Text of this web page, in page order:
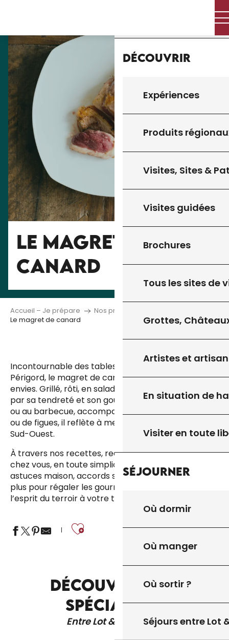
principal
Découvrir
Expériences
Produits
Visites, Sites &
Visites guidées
Brochures
Tous les sites de
Grottes,
Artistes et
En situation de
Visiter en toute
Séjourner
Où dormir
Où manger
Où sortir ?
Séjours entre Lot
LE MAGRET DE
CANARD
Accueil – Je prépare
Nos produits du terroir
Le magret de canard
Incontournable des tables du Quercy et du
Périgord, le magret de canard se prête à toutes les
envies. Grillé, rôti, en salade ou en sauce, il séduit
par sa tendreté et son goût franc. Cuisiné à la poêle
ou au barbecue, accompagné de légumes, de miel
ou de figues, il reflète à merveille la générosité du
Sud-Ouest.
À travers nos recettes, redécouvrez ce classique
chez vous, en toute simplicité. Produits locaux,
astuces maison, accords savoureux… il n’en faut pas
plus pour régaler les gourmands et prolonger
l’esprit du terroir à votre table.
Ajouter aux
DÉCOUVREZ LES
SPÉCIALITÉS
Entre Lot & Dordogne